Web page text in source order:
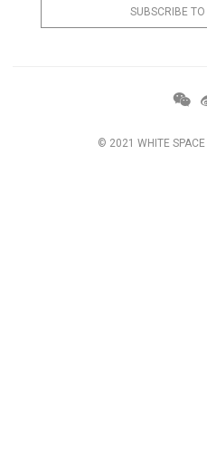
© 2021 WHITE SPACE